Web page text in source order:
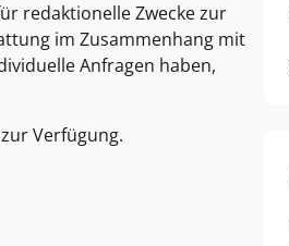
redaktionelle Zwecke zur
im Zusammenhang mit
Anfragen haben,
Verfügung.